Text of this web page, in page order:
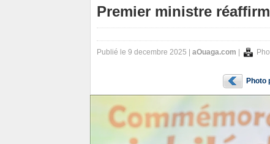
Premier ministre
Publié le 9 decembre 2025 | aOuaga.com
Photo